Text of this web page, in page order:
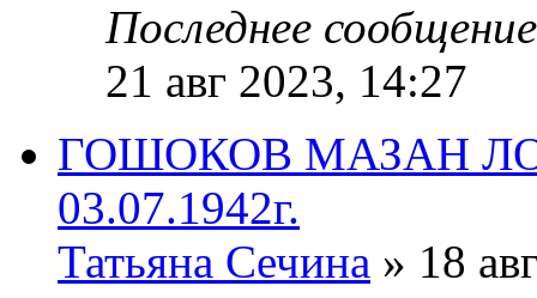
Последнее
21 авг 2023, 14:27
ГОШОКОВ МАЗАН
03.07.1942г.
Татьяна Сечина » 18